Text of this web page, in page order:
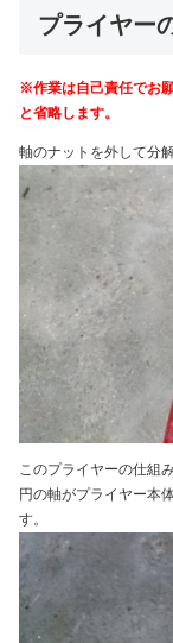
プライヤー
※作業は自己責任でお
と省略します。
軸のナットを外して分
このプライヤーの仕組
円の軸がプライヤー本
す。